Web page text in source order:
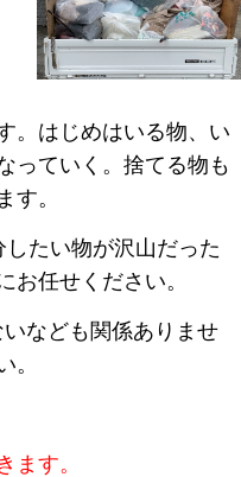
。はじめはいる物、い
っていく。捨てる物も
す。
たい物が沢山だった
お任せください。
なども関係ありませ
。
ます。